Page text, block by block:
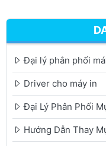
Đại lý phân phối
Driver cho máy in
Đại Lý Phân Phối
Hướng Dẫn Thay